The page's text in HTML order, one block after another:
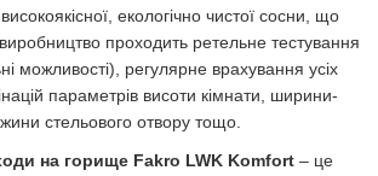
екологічно чистої сосни, що
проходить ретельне тестування
можливості), регулярне врахування усіх
параметрів висоти кімнати, ширини-
стельового отвору тощо.
на горище Fakro LWK Komfort – це